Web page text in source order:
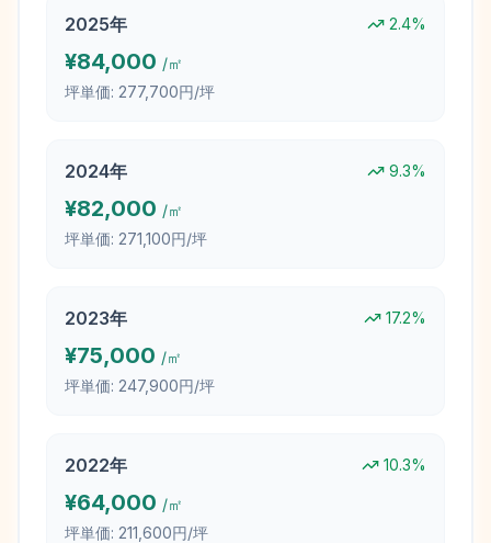
2025年 2.4%
¥84,000 /㎡
坪単価: 277,700円/坪
2024年 9.3%
¥82,000 /㎡
坪単価: 271,100円/坪
2023年 17.2%
¥75,000 /㎡
坪単価: 247,900円/坪
2022年 10.3%
¥64,000 /㎡
坪単価: 211,600円/坪